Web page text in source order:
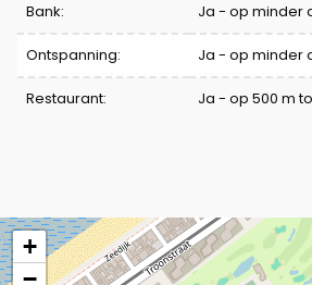
Bank: Ja - op minder
Ontspanning: Ja - op minder
Restaurant: Ja - op 500 m
+
−